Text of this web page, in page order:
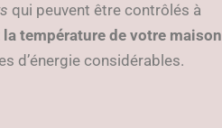
qui peuvent être contrôlés à
température de votre maison
d’énergie considérables.